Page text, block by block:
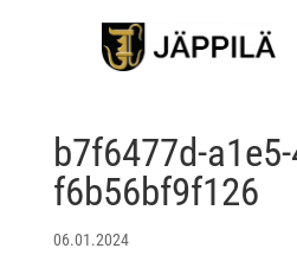
b7f6477d-
f6b56bf9f126
06.01.2024